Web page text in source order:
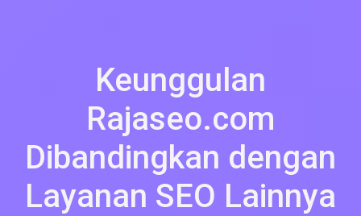
Keunggulan
Rajaseo.com
Dibandingkan dengan
Layanan SEO Lainnya